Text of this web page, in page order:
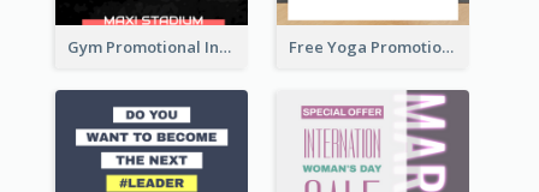
Gym Promotional Instagram Story Design Free Yoga Promotional Day Instagram Story Design